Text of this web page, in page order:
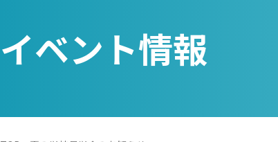
イベント情報